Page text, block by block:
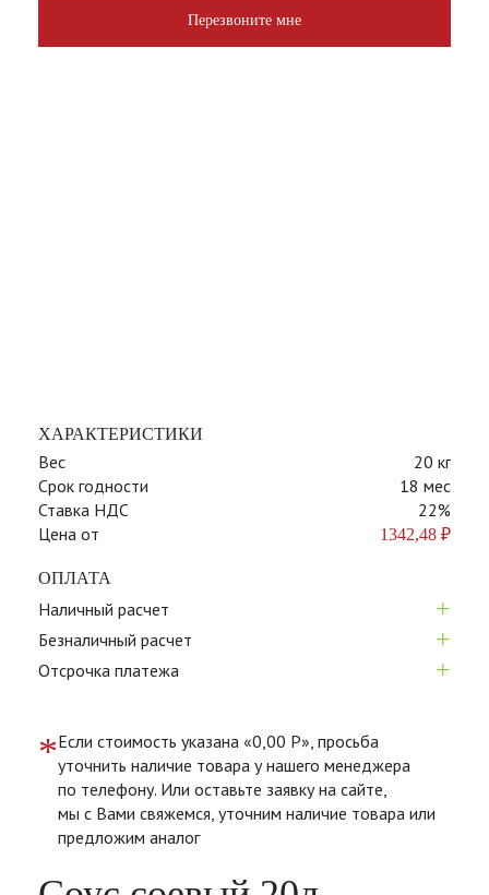
Перезвоните мне
ХАРАКТЕРИСТИКИ
Вес
20 кг
Срок годности
18 мес
Ставка НДС
22%
Цена от
1342,48 ₽
ОПЛАТА
Наличный расчет +
Безналичный расчет +
Отсрочка платежа +
*Если стоимость указана «0,00 Р», просьба
уточнить наличие товара у нашего менеджера
по телефону. Или оставьте заявку на сайте,
мы с Вами свяжемся, уточним наличие товара или
предложим аналог